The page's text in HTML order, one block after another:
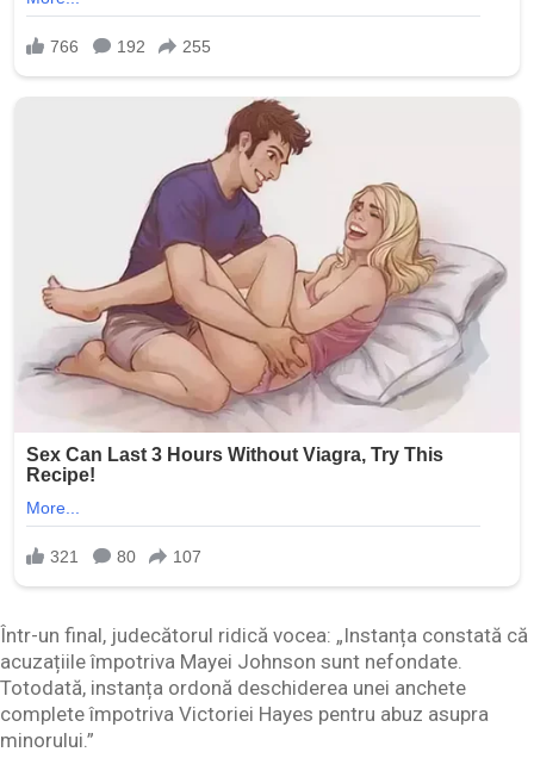
Într-un final, judecătorul ridică vocea: „Instanța constată că
acuzațiile împotriva Mayei Johnson sunt nefondate.
Totodată, instanța ordonă deschiderea unei anchete
complete împotriva Victoriei Hayes pentru abuz asupra
minorului.”